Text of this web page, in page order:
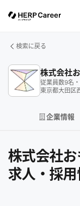
検索に戻る
株式会社
従業員数9名 ・
東京都大田区
企業情報
株式会社
求人・採